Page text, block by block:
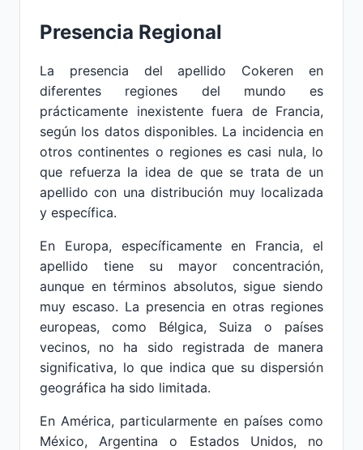
Presencia Regional
La presencia del apellido Cokeren en
diferentes regiones del mundo es
prácticamente inexistente fuera de Francia,
según los datos disponibles. La incidencia en
otros continentes o regiones es casi nula, lo
que refuerza la idea de que se trata de un
apellido con una distribución muy localizada
y específica.
En Europa, específicamente en Francia, el
apellido tiene su mayor concentración,
aunque en términos absolutos, sigue siendo
muy escaso. La presencia en otras regiones
europeas, como Bélgica, Suiza o países
vecinos, no ha sido registrada de manera
significativa, lo que indica que su dispersión
geográfica ha sido limitada.
En América, particularmente en países como
México, Argentina o Estados Unidos, no